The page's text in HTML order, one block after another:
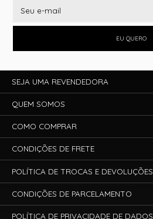
EU QUERO
SEJA UMA REVENDEDORA
QUEM SOMOS
COMO COMPRAR
CONDIÇÕES DE FRETE
POLÍTICA DE TROCAS E DEVOLUÇÕES
CONDIÇÕES DE PARCELAMENTO
POLÍTICA DE PRIVACIDADE DE DADOS